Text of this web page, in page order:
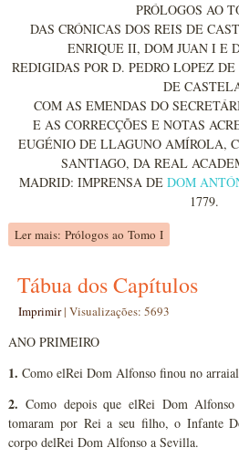
PRÓLOGOS AO
DAS CRÓNICAS DOS REIS DE
ENRIQUE II, DOM JUAN I E
REDIGIDAS POR D. PEDRO LOPEZ
DE
COM AS EMENDAS DO
E AS CORRECÇÕES E NOTAS
EUGÉNIO DE LLAGUNO AMÍROLA,
SANTIAGO, DA REAL
MADRID: IMPRENSA DE DOM
1779.
Ler mais: Prólogos ao Tomo I
Tábua dos Capítulos
Imprimir|Visualizações: 5693
ANO PRIMEIRO
1. Como elRei Dom Alfonso finou no
2. Como depois que elRei Dom
tomaram por Rei a seu filho, o Infante
corpo delRei Dom Alfonso a Sevilla.